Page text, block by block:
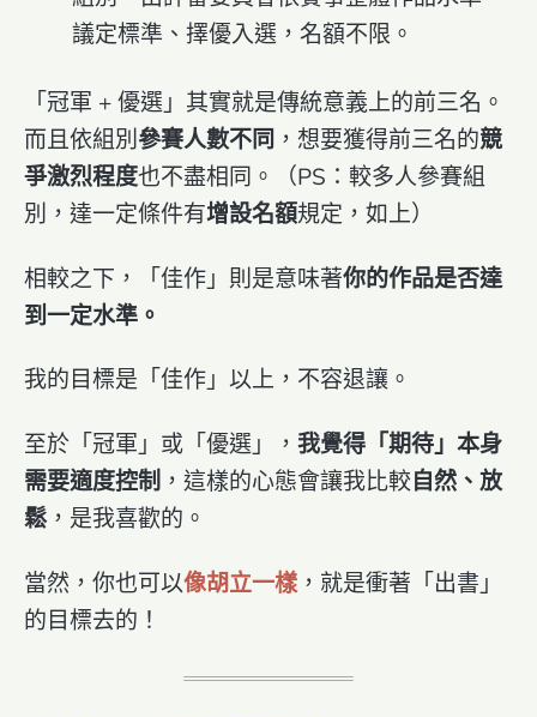
議定標準、擇優入選，名額不限。
「冠軍 + 優選」其實就是傳統意義上的前三名。
而且依組別參賽人數不同 ，想要獲得前三名的競
爭激烈程度也不盡相同。（PS：較多人參賽組
別，達一定條件有增設名額規定，如上）
相較之下，「佳作」則是意味著你的作品是否達
到一定水準。
我的目標是「佳作」以上，不容退讓。
至於「冠軍」或「優選」， 我覺得「期待」本身
需要適度控制 ，這樣的心態會讓我比較自然、放
鬆，是我喜歡的。
當然，你也可以像胡立一樣，就是衝著「出書」
的目標去的！